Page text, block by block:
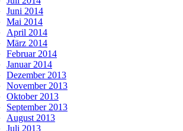
Juni 2014
Mai 2014
April 2014
März 2014
Februar 2014
Januar 2014
Dezember 2013
November 2013
Oktober 2013
September 2013
August 2013
Juli 2013